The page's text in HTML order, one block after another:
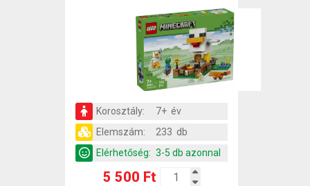
Korosztály:
7+ év
Elemszám:
233 db
Elérhetőség: 3-5 db azonnal
5 500 Ft